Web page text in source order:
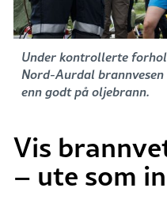
Under kontrollerte
Nord-Aurdal
enn godt på oljebrann.
Vis
– ute som